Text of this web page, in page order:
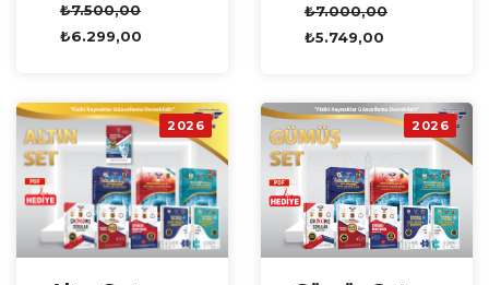
₺7.500,00
₺6.299,00
₺7.000,00
₺5.749,00
2026 2026